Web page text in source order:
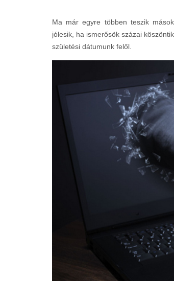
Ma már egyre többen teszik
jólesik, ha ismerősök százai
születési dátumunk felől.